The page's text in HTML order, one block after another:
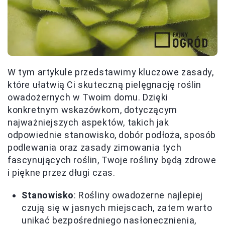
W tym artykule przedstawimy kluczowe zasady,
które ułatwią Ci skuteczną pielęgnację roślin
owadożernych w Twoim domu. Dzięki
konkretnym wskazówkom, dotyczącym
najważniejszych aspektów, takich jak
odpowiednie stanowisko, dobór podłoża, sposób
podlewania oraz zasady zimowania tych
fascynujących roślin, Twoje rośliny będą zdrowe
i piękne przez długi czas.
Stanowisko: Rośliny owadożerne najlepiej
czują się w jasnych miejscach, zatem warto
unikać bezpośredniego nasłonecznienia,